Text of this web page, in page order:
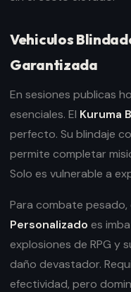
Vehiculos
Garantizada
En sesiones publicas
esenciales. El Kuruma
perfecto. Su blindaje
permite completar
Solo es vulnerable a
Para combate pesado,
Personalizado es
explosiones de RPG y
daño devastador.
efectividad, pero